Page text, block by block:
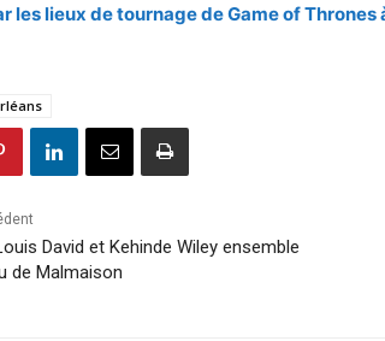
les lieux de tournage de Game of Thrones
David et Kehinde Wiley ensemble
de Malmaison